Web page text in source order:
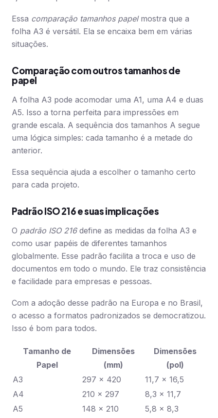
Essa comparação tamanhos papelmostra que a
folha A3 é versátil. Ela se encaixa bem em várias
situações.
Comparação com outros tamanhos de
papel
A folha A3 pode acomodar uma A1, uma A4 e duas
A5. Isso a torna perfeita para impressões em
grande escala. A sequência dos tamanhos A segue
uma lógica simples: cada tamanho é a metade do
anterior.
Essa sequência ajuda a escolher o tamanho certo
para cada projeto.
Padrão ISO 216 e suas implicações
O padrão ISO 216define as medidas da folha A3 e
como usar papéis de diferentes tamanhos
globalmente. Esse padrão facilita a troca e uso de
documentos em todo o mundo. Ele traz consistência
e facilidade para empresas e pessoas.
Com a adoção desse padrão na Europa e no Brasil,
o acesso a formatos padronizados se democratizou.
Isso é bom para todos.
Tamanho de
Papel
Dimensões
(mm)
Dimensões
(pol)
A3
297 x 420
11,7 x 16,5
A4
210 x 297
8,3 x 11,7
A5
148 x 210
5,8 x 8,3